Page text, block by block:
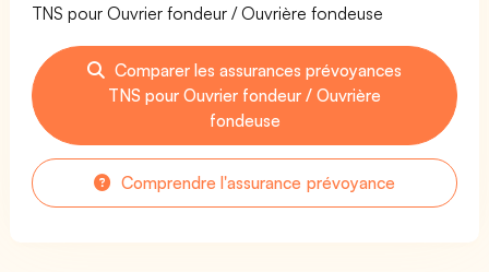
TNS pour Ouvrier fondeur / Ouvrière fondeuse
Comparer les assurances prévoyances
TNS pour Ouvrier fondeur / Ouvrière
fondeuse
Comprendre l'assurance prévoyance